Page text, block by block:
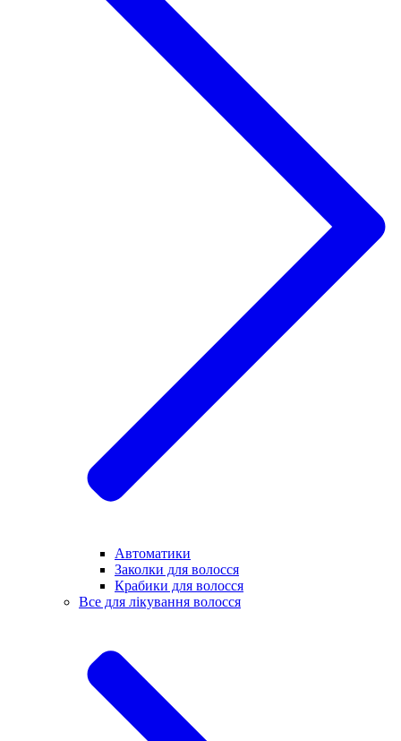
Автоматики
Заколки для волосся
Крабики для волосся
Все для лікування волосся